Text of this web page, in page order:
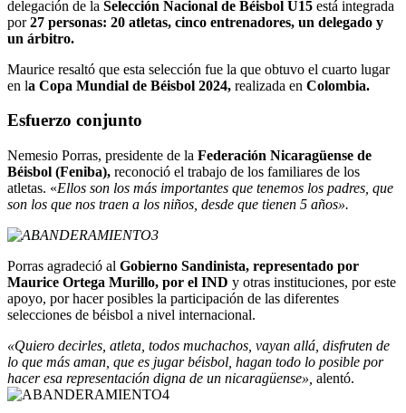
delegación de la Selección Nacional de Béisbol U15 está integrada
por27 personas: 20 atletas, cinco entrenadores, un delegado y
un árbitro.
Maurice resaltó que esta selección fue la que obtuvo el cuarto lugar
en la Copa Mundial de Béisbol 2024, realizada en Colombia.
Esfuerzo conjunto
Nemesio Porras, presidente de la Federación Nicaragüense de
Béisbol (Feniba), reconoció el trabajo de los familiares de los
atletas. «Ellos son los más importantes que tenemos los padres, que
son los que nos traen a los niños, desde que tienen 5 años».
Porras agradeció al Gobierno Sandinista, representado por
Maurice Ortega Murillo, por el IND y otras instituciones, por este
apoyo, por hacer posibles la participación de las diferentes
selecciones de béisbol a nivel internacional.
«Quiero decirles, atleta, todos muchachos, vayan allá, disfruten de
lo que más aman, que es jugar béisbol, hagan todo lo posible por
hacer esa representación digna de un nicaragüense», alentó.